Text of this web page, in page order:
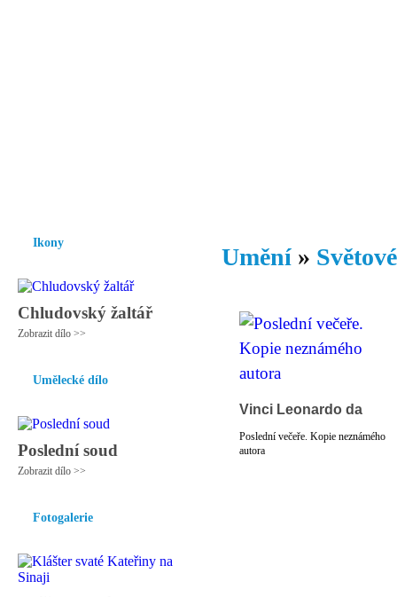
Ikony
Chludovský žaltář
Zobrazit dílo >>
Umělecké dílo
Poslední soud
Zobrazit dílo >>
Fotogalerie
Umění »
Vinci Leonardo da
Poslední večeře. Kopie neznámého
autora